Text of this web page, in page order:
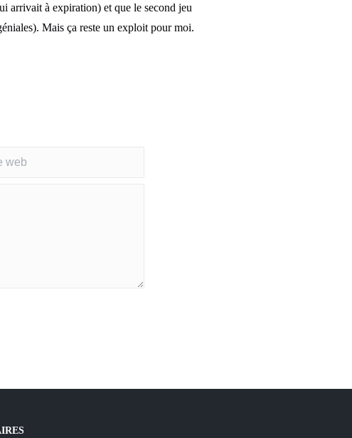
arrivait à expiration) et que le second jeu
Mais ça reste un exploit pour moi.